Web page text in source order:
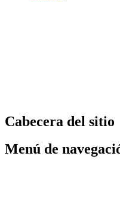
Cabecera del sitio
Menú de